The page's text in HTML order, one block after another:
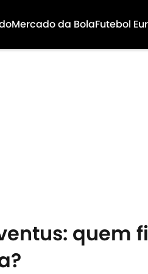
Mercado da BolaFutebol
quem